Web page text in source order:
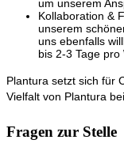
um unserem
Kollaboration &
unserem
uns ebenfalls
bis 2-3 Tage pro
Plantura setzt sich für
Vielfalt von Plantura
Fragen zur Stelle